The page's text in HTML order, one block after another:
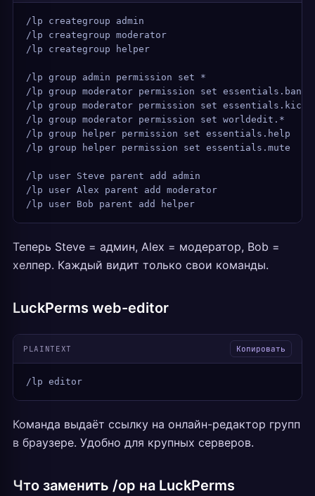
/lp creategroup admin
/lp creategroup moderator
/lp creategroup helper
/lp group admin permission set *                 #
/lp group moderator permission set essentials.ban
/lp group moderator permission set essentials.kick
/lp group moderator permission set worldedit.*
/lp group helper permission set essentials.help
/lp group helper permission set essentials.mute
/lp user Steve parent add admin
/lp user Alex parent add moderator
/lp user Bob parent add helper
Теперь Steve = админ, Alex = модератор, Bob =
хелпер. Каждый видит только свои команды.
LuckPerms web-editor
PLAINTEXT Копировать
/lp editor
Команда выдаёт ссылку на онлайн-редактор групп
в браузере. Удобно для крупных серверов.
Что заменить /op на LuckPerms